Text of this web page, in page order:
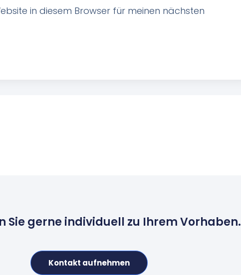
in diesem Browser für meinen nächsten
Sie gerne individuell zu Ihrem Vorhaben.
Kontakt aufnehmen